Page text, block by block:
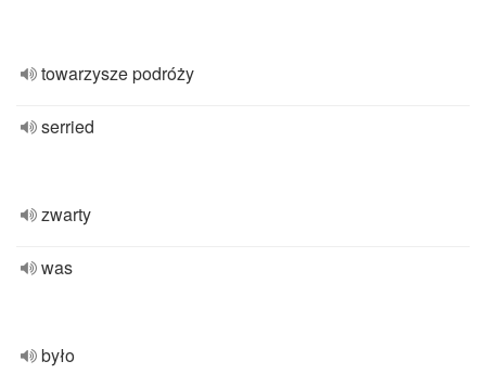
towarzysze podróży
serried
zwarty
was
było